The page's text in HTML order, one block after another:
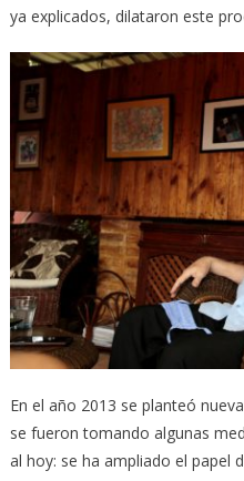
ya explicados, dilataron este
En el año 2013 se planteó
se fueron tomando algunas
al hoy: se ha ampliado el papel